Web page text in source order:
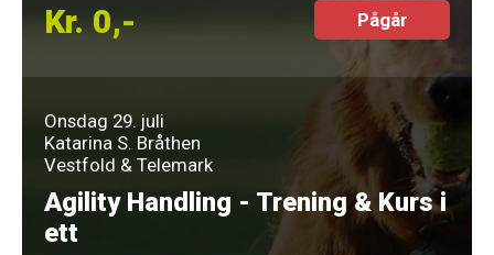
Kr. 0,- Pågår
Onsdag 29. juli
Katarina S. Bråthen
Vestfold & Telemark
Agility Handling - Trening & Kurs i
ett